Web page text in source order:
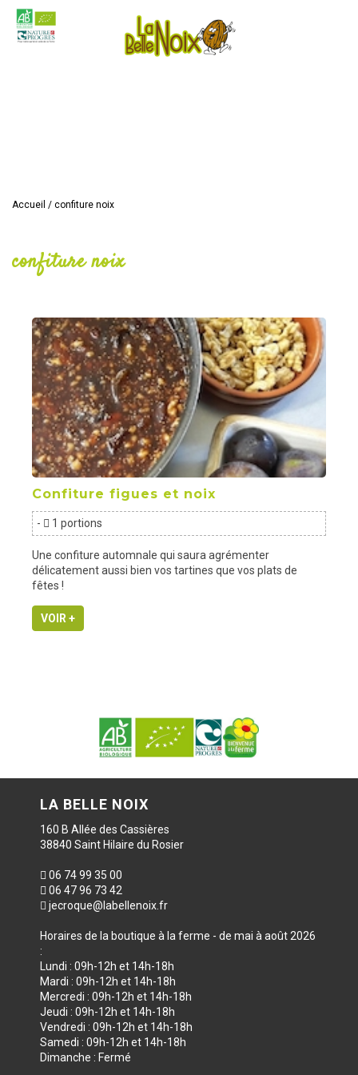
Accueil / confiture noix
confiture noix
Confiture figues et noix
- 1 portions
Une confiture automnale qui saura agrémenter
délicatement aussi bien vos tartines que vos plats de
fêtes !
VOIR +
LA BELLE NOIX
160 B Allée des Cassières
38840 Saint Hilaire du Rosier
06 74 99 35 00
06 47 96 73 42
jecroque@labellenoix.fr
Horaires de la boutique à la ferme - de mai à août 2026
:
Lundi : 09h-12h et 14h-18h
Mardi : 09h-12h et 14h-18h
Mercredi : 09h-12h et 14h-18h
Jeudi : 09h-12h et 14h-18h
Vendredi : 09h-12h et 14h-18h
Samedi : 09h-12h et 14h-18h
Dimanche : Fermé